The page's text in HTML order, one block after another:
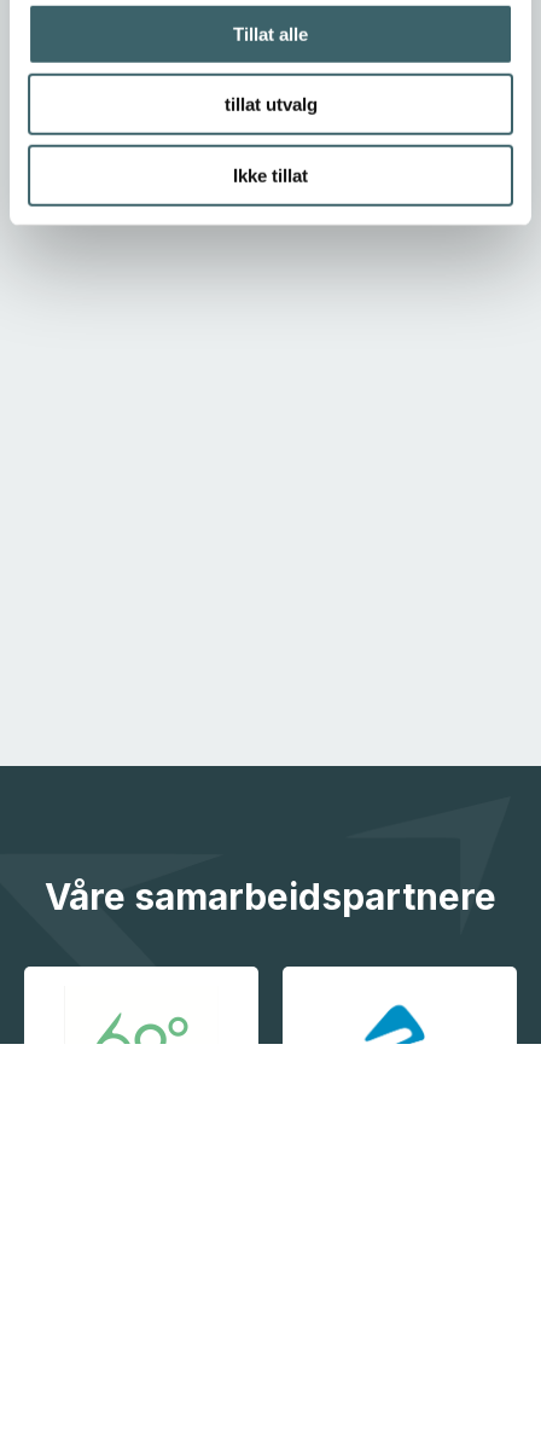
Tillat alle
tillat utvalg
Ikke tillat
Våre samarbeidspartnere